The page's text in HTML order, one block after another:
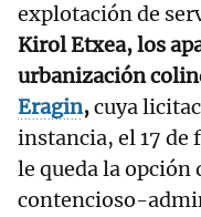
explotación de
Kirol Etxea, los
urbanización
Eragin,cuya
instancia, el 17 de
le queda la
contencioso-